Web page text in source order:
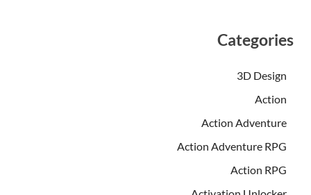
Categories
3D Design
Action
Action Adventure
Action Adventure RPG
Action RPG